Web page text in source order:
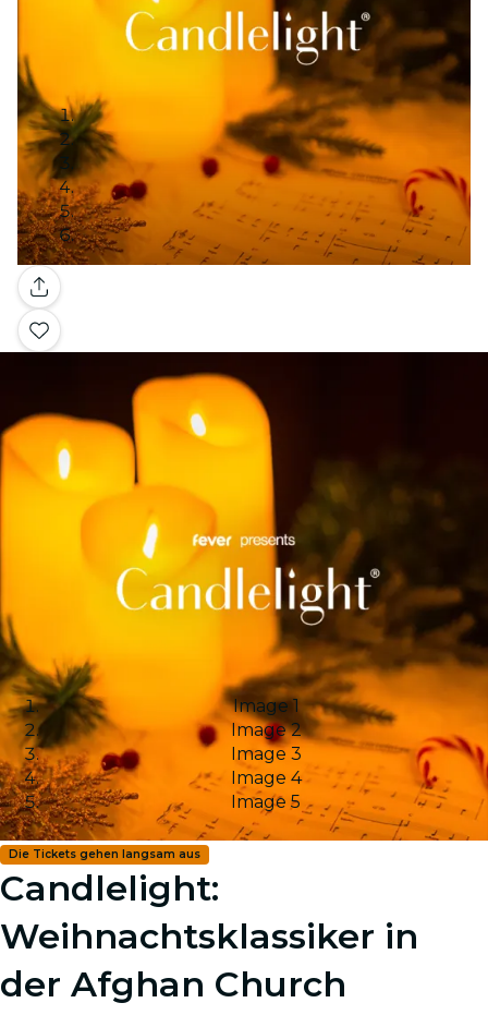
Galerie
Image 1
Image 2
Image 3
Image 4
Image 5
Die Tickets gehen langsam aus
Candlelight:
Weihnachtsklassiker in
der Afghan Church